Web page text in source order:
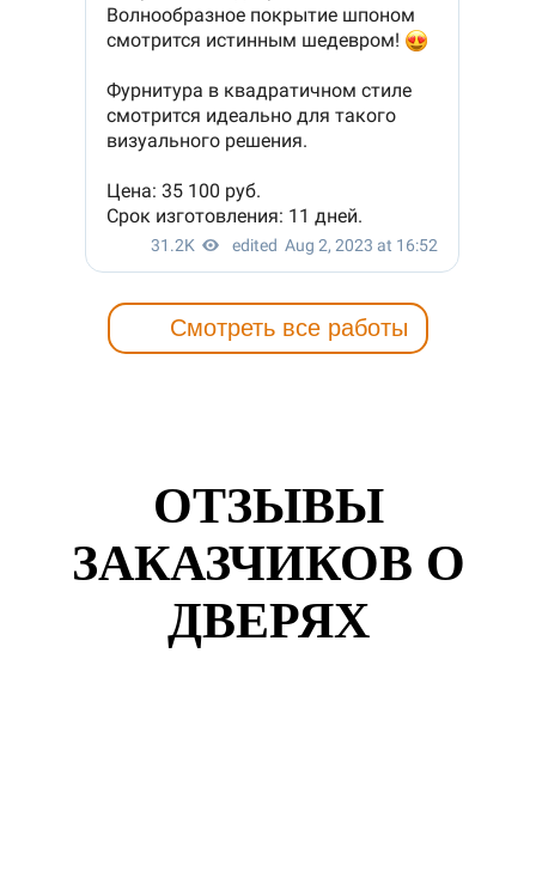
Смотреть все работы
ОТЗЫВЫ
ЗАКАЗЧИКОВ О
ДВЕРЯХ